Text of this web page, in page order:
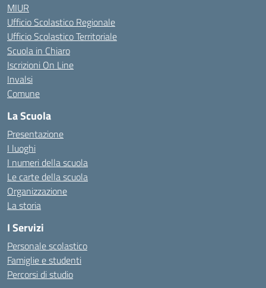
MIUR
Ufficio Scolastico Regionale
Ufficio Scolastico Territoriale
Scuola in Chiaro
Iscrizioni On Line
Invalsi
Comune
La Scuola
Presentazione
I luoghi
I numeri della scuola
Le carte della scuola
Organizzazione
La storia
I Servizi
Personale scolastico
Famiglie e studenti
Percorsi di studio